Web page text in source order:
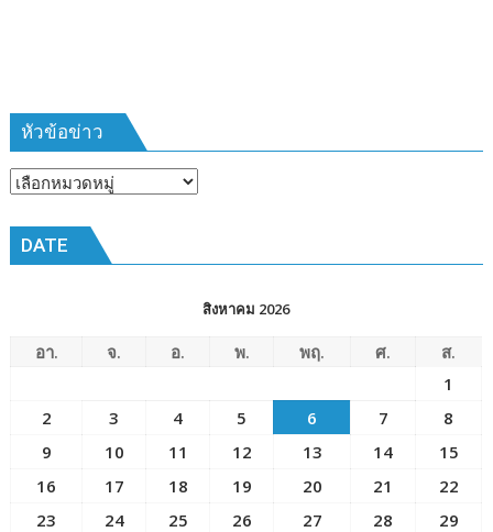
๒๕๖๙
หัวข้อข่าว
หัวข้อ
DATE
สิงหาคม 2026
อา. จ. อ. พ. พฤ. ศ.
ส.
1
2
3 4 5 6 7
8
9
10 11 12 13 14
15
16
17 18 19 20 21
22
23
24 25 26 27 28
29